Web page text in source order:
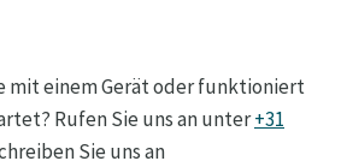
mit einem Gerät oder funktioniert
Rufen Sie uns an unter+31
Sie uns an